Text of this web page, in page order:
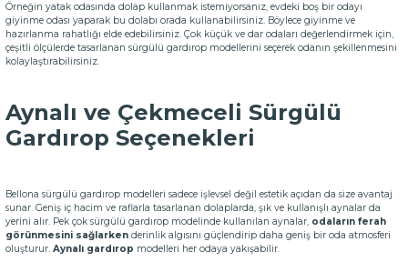
Örneğin yatak odasında dolap kullanmak istemiyorsanız, evdeki boş bir odayı
giyinme odası yaparak bu dolabı orada kullanabilirsiniz. Böylece giyinme ve
hazırlanma rahatlığı elde edebilirsiniz. Çok küçük ve dar odaları değerlendirmek için,
çeşitli ölçülerde tasarlanan sürgülü gardırop modellerini seçerek odanın şekillenmesini
kolaylaştırabilirsiniz.
Aynalı ve Çekmeceli Sürgülü
Gardırop Seçenekleri
Bellona sürgülü gardırop modelleri sadece işlevsel değil estetik açıdan da size avantaj
sunar. Geniş iç hacim ve raflarla tasarlanan dolaplarda, şık ve kullanışlı aynalar da
yerini alır. Pek çok sürgülü gardırop modelinde kullanılan aynalar, odaların ferah
görünmesini sağlarken derinlik algısını güçlendirip daha geniş bir oda atmosferi
oluşturur. Aynalı gardırop modelleri her odaya yakışabilir.